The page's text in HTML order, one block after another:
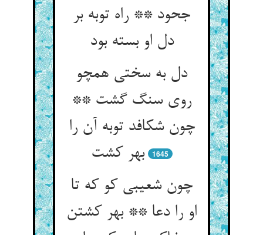
جحود ** راه توبه بر
دل او بسته بود
دل به سختی همچو
روی سنگ گشت **
چون شکافد توبه آن را
بهر کشت‏
1645
چون شعیبی کو که تا
او را دعا ** بهر کشتن